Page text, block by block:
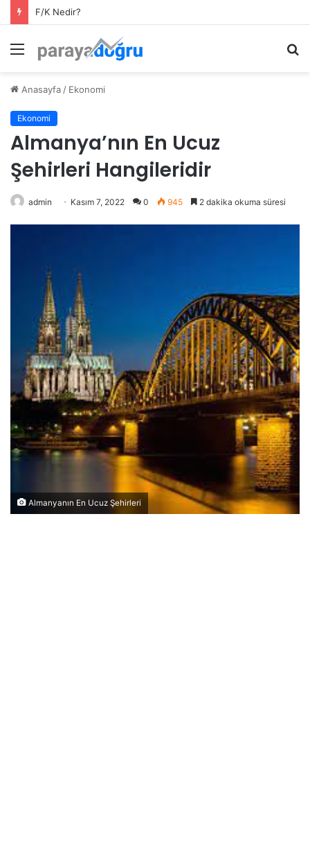
F/K Nedir?
Menü
Anasayfa / Ekonomi
Ekonomi
Almanya’nın En Ucuz
Şehirleri Hangileridir
admin Kasım 7, 2022 0 945 2 dakika okuma süresi
Almanyanın En Ucuz Şehirleri